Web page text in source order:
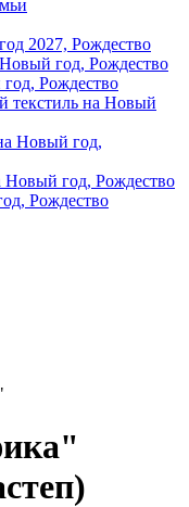
2027, Рождество
год, Рождество
Рождество
текстиль на Новый
Новый год,
год, Рождество
Рождество